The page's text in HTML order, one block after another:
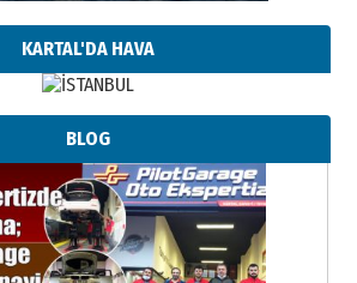
KARTAL'DA HAVA
BLOG